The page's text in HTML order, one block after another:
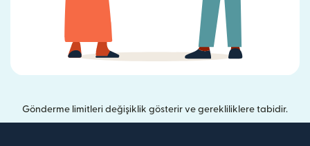
Gönderme limitleri değişiklik gösterir ve gerekliliklere tabidir.